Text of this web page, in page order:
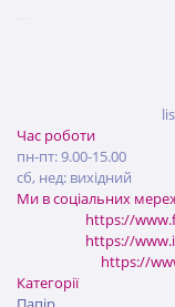
Категорії
Час роботи
пн-пт: 9.00-15.00
сб, нед: вихідний
Ми в соціальних
https://
https://
https://